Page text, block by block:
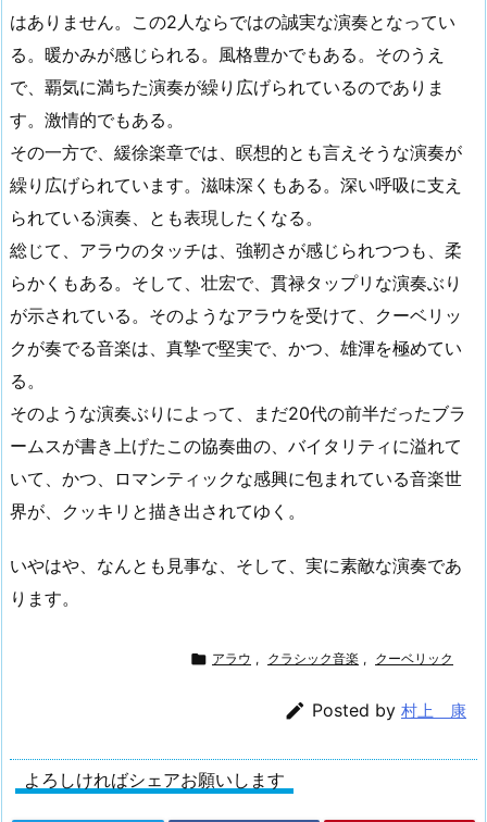
はありません。この2人ならではの誠実な演奏となってい
る。暖かみが感じられる。風格豊かでもある。そのうえ
で、覇気に満ちた演奏が繰り広げられているのでありま
す。激情的でもある。
その一方で、緩徐楽章では、瞑想的とも言えそうな演奏が
繰り広げられています。滋味深くもある。深い呼吸に支え
られている演奏、とも表現したくなる。
総じて、アラウのタッチは、強靭さが感じられつつも、柔
らかくもある。そして、壮宏で、貫禄タップリな演奏ぶり
が示されている。そのようなアラウを受けて、クーベリッ
クが奏でる音楽は、真摯で堅実で、かつ、雄渾を極めてい
る。
そのような演奏ぶりによって、まだ20代の前半だったブラ
ームスが書き上げたこの協奏曲の、バイタリティに溢れて
いて、かつ、ロマンティックな感興に包まれている音楽世
界が、クッキリと描き出されてゆく。
いやはや、なんとも見事な、そして、実に素敵な演奏であ
ります。
 アラウ , クラシック音楽 , クーベリック
 Posted by 村上 康
よろしければシェアお願いします